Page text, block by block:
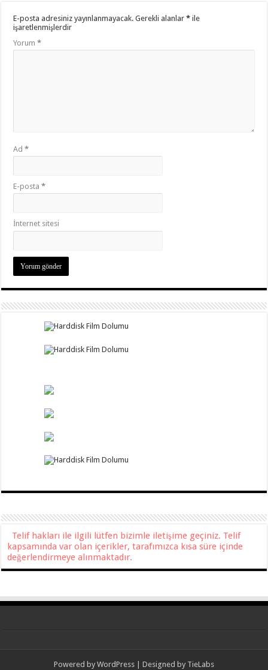
E-posta adresiniz yayınlanmayacak. Gerekli alanlar* ile
işaretlenmişlerdir
Yorum*
Ad*
E-posta*
İnternet sitesi
Telif hakları ile ilgili lütfen bizimle iletişime geçiniz. Telif
kapsamında var olan içerikler, tarafımızca kısa süre içinde
değerlendirmeye alınmaktadır.
Powered by WordPress | Designed by TieLabs